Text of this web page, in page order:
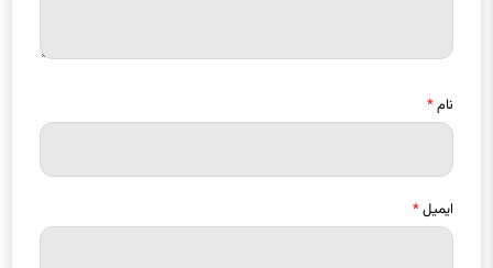
نام*
ایمیل*